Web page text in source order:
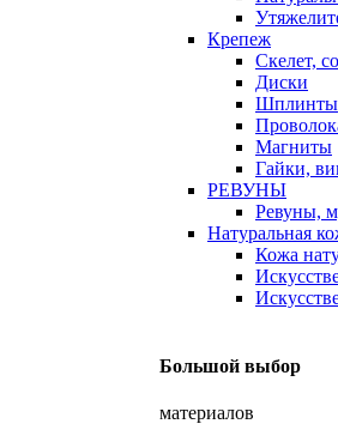
Крепеж
Скелет,
Диски
Шплинты
Магниты
Гайки,
РЕВУНЫ
Ревуны,
Натуральная
Кожа
Большой выбор
материалов